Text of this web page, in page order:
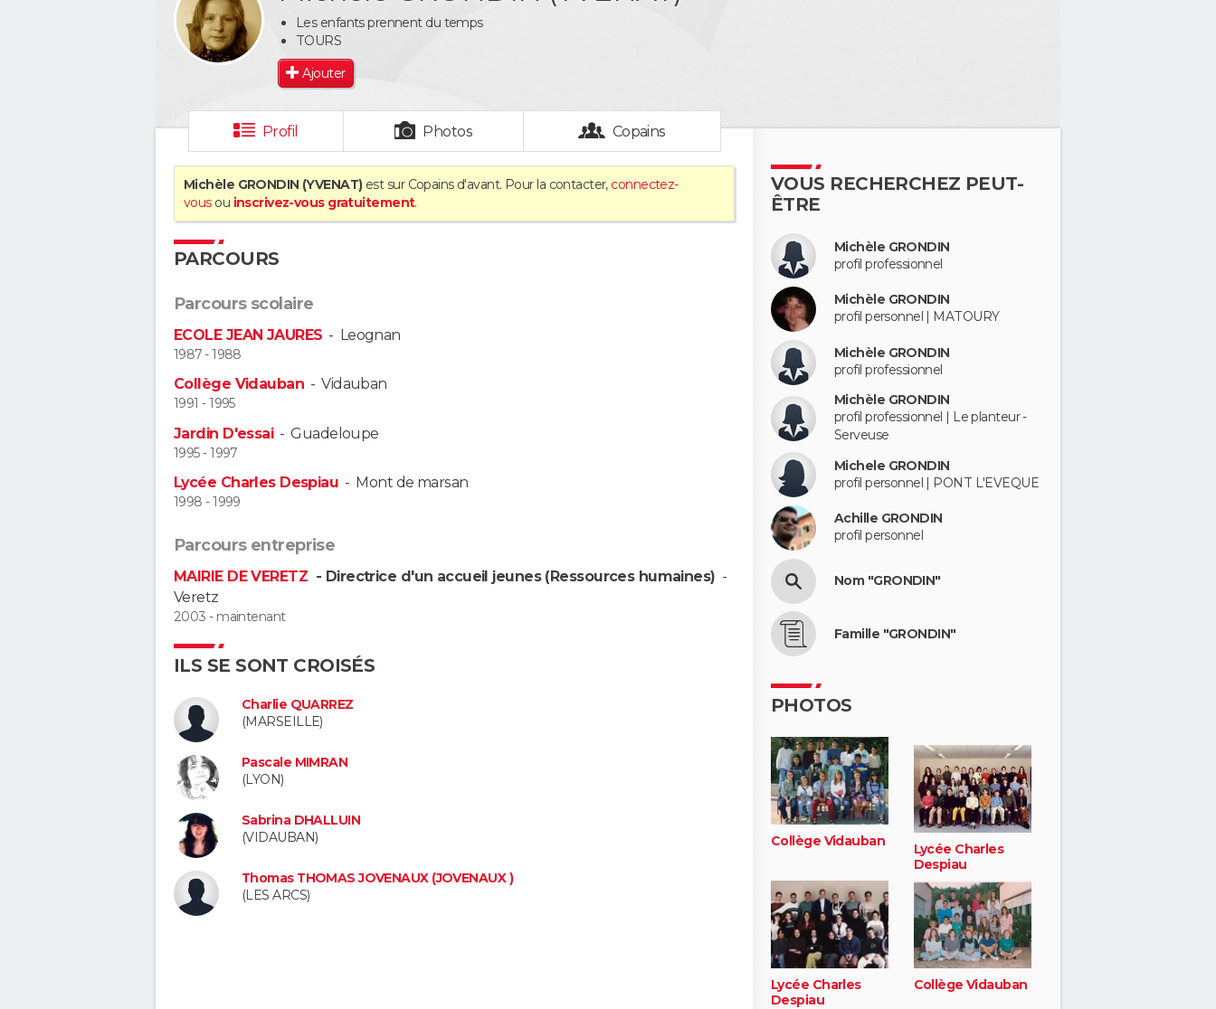
Les enfants prennent du temps
TOURS
Ajouter
Profil Photos Copains
Michèle GRONDIN (YVENAT) est sur Copains d'avant. Pour la contacter, connectez-
vousou inscrivez-vous gratuitement.
PARCOURS
Parcours scolaire
ECOLE JEAN JAURES - Leognan
1987 - 1988
Collège Vidauban -Vidauban
1991 - 1995
Jardin D'essai-Guadeloupe
1995 - 1997
Lycée Charles Despiau - Mont de marsan
1998 - 1999
Parcours entreprise
MAIRIE DE VERETZ - Directrice d'un accueil jeunes (Ressources humaines) -
Veretz
2003 - maintenant
ILS SE SONT CROISÉS
Charlie QUARREZ
(MARSEILLE)
Pascale MIMRAN
(LYON)
Sabrina DHALLUIN
(VIDAUBAN)
Thomas THOMAS JOVENAUX (JOVENAUX )
(LES ARCS)
VOUS RECHERCHEZ PEUT-
ÊTRE
Michèle GRONDIN
profil professionnel
Michèle GRONDIN
profil personnel | MATOURY
Michèle GRONDIN
profil professionnel
Michèle GRONDIN
profil professionnel | Le planteur -
Serveuse
Michele GRONDIN
profil personnel | PONT L'EVEQUE
Achille GRONDIN
profil personnel
Nom "GRONDIN"
Famille "GRONDIN"
PHOTOS
Collège Vidauban
Lycée Charles
Despiau
Lycée Charles
Despiau
Collège Vidauban